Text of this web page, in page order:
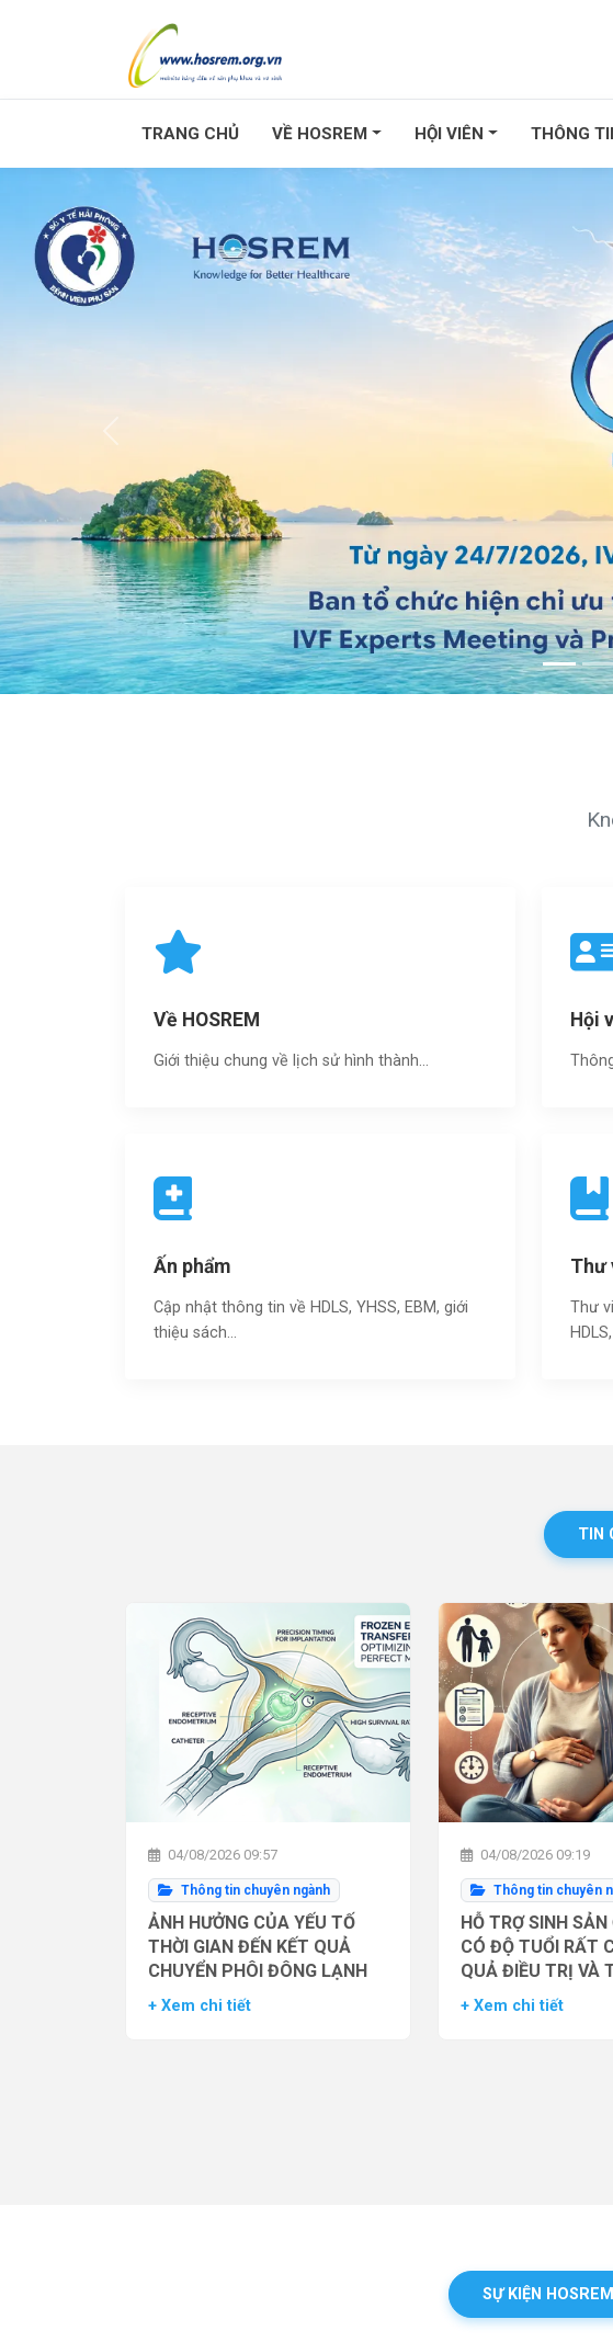
TRANG CHỦ VỀ HOSREM HỘI VIÊN THÔNG
Về HOSREM
Giới thiệu chung về lịch sử hình thành...
Hội
Ấn phẩm
Cập nhật thông tin về HDLS, YHSS, EBM, giới
thiệu sách…
Thư
Thư
TIN
04/08/2026 09:57
Thông tin chuyên ngành
ẢNH HƯỞNG CỦA YẾU TỐ
THỜI GIAN ĐẾN KẾT QUẢ
CHUYỂN PHÔI ĐÔNG LẠNH
+ Xem chi tiết
04/08/2026 09:19
Thông tin chuyên
HỖ TRỢ SINH
CÓ ĐỘ TUỔI RẤT
QUẢ ĐIỀU TRỊ VÀ
THỨC LÂM SÀNG
+ Xem chi tiết
SỰ KIỆN HOSREM